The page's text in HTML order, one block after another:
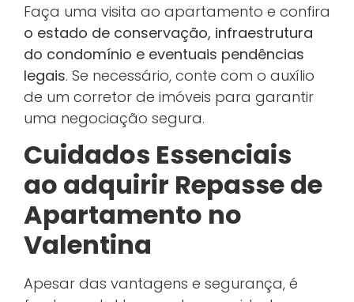
Faça uma visita ao apartamento e confira
o estado de conservação, infraestrutura
do condomínio e eventuais pendências
legais. Se necessário, conte com o auxílio
de um corretor de imóveis para garantir
uma negociação segura.
Cuidados Essenciais
ao adquirir Repasse de
Apartamento no
Valentina
Apesar das vantagens e segurança, é